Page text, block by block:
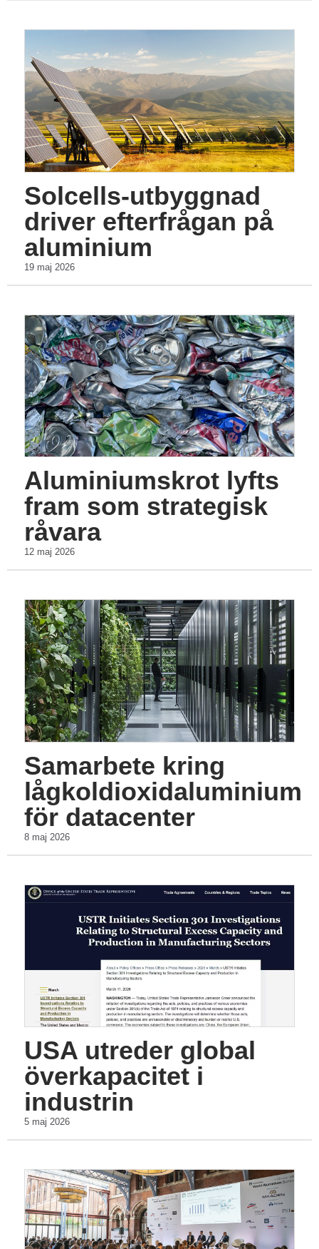
Solcells-utbyggnad
driver efterfrågan på
aluminium
19 maj 2026
Aluminiumskrot lyfts
fram som strategisk
råvara
12 maj 2026
Samarbete kring
lågkoldioxidaluminium
för datacenter
8 maj 2026
USA utreder global
överkapacitet i
industrin
5 maj 2026